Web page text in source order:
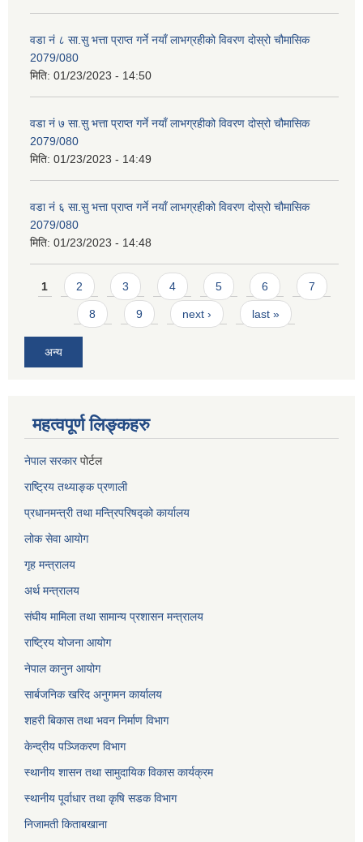
वडा नं ८ सा.सु भत्ता प्राप्त गर्ने नयाँ लाभग्रहीको विवरण दोस्रो चौमासिक
2079/080
मिति: 01/23/2023 - 14:50
वडा नं ७ सा.सु भत्ता प्राप्त गर्ने नयाँ लाभग्रहीको विवरण दोस्रो चौमासिक
2079/080
मिति: 01/23/2023 - 14:49
वडा नं ६ सा.सु भत्ता प्राप्त गर्ने नयाँ लाभग्रहीको विवरण दोस्रो चौमासिक
2079/080
मिति: 01/23/2023 - 14:48
Pages
1 2 3 4 5 6 7
8 9 next › last »
अन्य
महत्वपूर्ण लिङ्कहरु
नेपाल सरकारपोर्टल
राष्ट्रिय तथ्याङ्क प्रणाली
प्रधानमन्त्री तथा मन्त्रिपरिषद्को कार्यालय
लोक सेवाआयोग
गृह मन्त्रालय
अर्थ मन्त्रालय
संघीय मामिला तथा सामान्य प्रशासन मन्त्रालय
राष्ट्रिय योजना आयोग
नेपाल कानुन आयोग
सार्बजनिक खरिद अनुगमन कार्यालय
शहरी बिकास तथा भवन निर्माण विभाग
केन्द्रीय पञ्जिकरण विभाग
स्थानीय शासन तथा सामुदायिक विकास कार्यक्रम
स्थानीय पूर्वाधार तथा कृषि सडक विभाग
निजामती किताबखाना